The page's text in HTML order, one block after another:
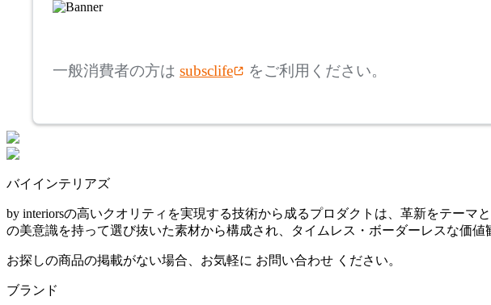
AINX
アイネクス
aluna
~
mm
一般消費者の方は subsclife をご利用ください。
バイインテリアズ
by interiorsの高いクオリティを実現する技術から成るプロダクトは、革新をテー
の美意識を持って選び抜いた素材から構成され、タイムレス・ボーダーレスな価値
お探しの商品の掲載がない場合、お気軽に お問い合わせ ください。
ブランド